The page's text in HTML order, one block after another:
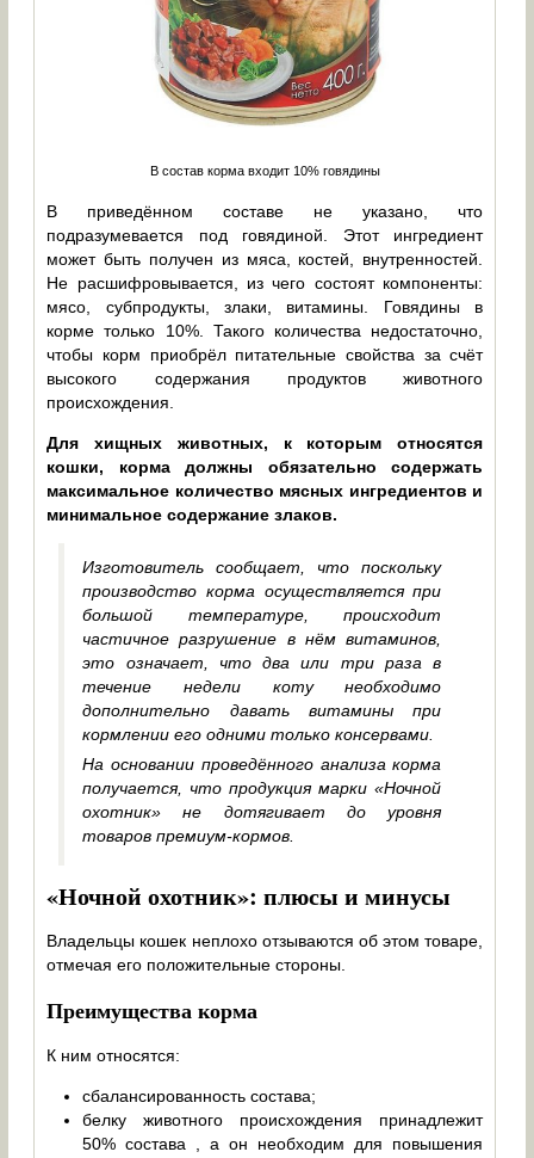
В состав корма входит 10% говядины
В приведённом составе не указано, что
подразумевается под говядиной. Этот ингредиент
может быть получен из мяса, костей, внутренностей.
Не расшифровывается, из чего состоят компоненты:
мясо, субпродукты, злаки, витамины. Говядины в
корме только 10%. Такого количества недостаточно,
чтобы корм приобрёл питательные свойства за счёт
высокого содержания продуктов животного
происхождения.
Для хищных животных, к которым относятся
кошки, корма должны обязательно содержать
максимальное количество мясных ингредиентов и
минимальное содержание злаков.
Изготовитель сообщает, что поскольку
производство корма осуществляется при
большой температуре, происходит
частичное разрушение в нём витаминов,
это означает, что два или три раза в
течение недели коту необходимо
дополнительно давать витамины при
кормлении его одними только консервами.
На основании проведённого анализа корма
получается, что продукция марки «Ночной
охотник» не дотягивает до уровня
товаров премиум-кормов.
«Ночной охотник»: плюсы и минусы
Владельцы кошек неплохо отзываются об этом товаре,
отмечая его положительные стороны.
Преимущества корма
К ним относятся:
сбалансированность состава;
белку животного происхождения принадлежит
50% состава , а он необходим для повышения